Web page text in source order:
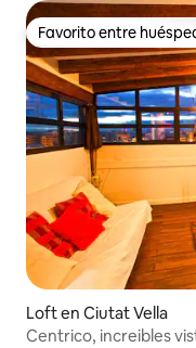
Favorito entre
Favorito entre
Loft en Ciutat Vella
Centrico, increibles